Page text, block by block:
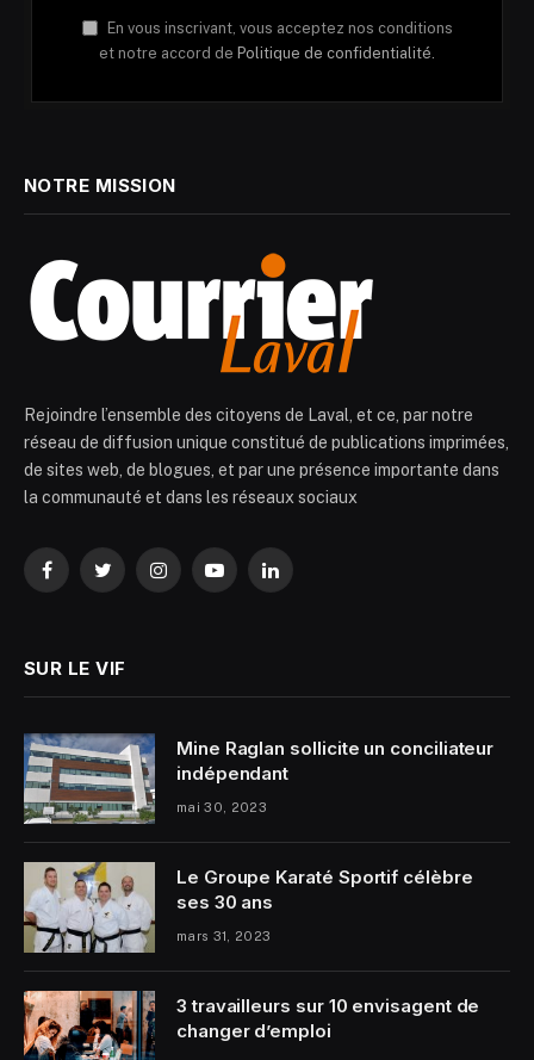
En vous inscrivant, vous acceptez nos conditions
et notre accord de Politique de confidentialité.
NOTRE MISSION
Rejoindre l’ensemble des citoyens de Laval, et ce, par notre
réseau de diffusion unique constitué de publications imprimées,
de sites web, de blogues, et par une présence importante dans
la communauté et dans les réseaux sociaux
FacebookTwitterInstagramYouTubeLinkedIn
SUR LE VIF
Mine Raglan sollicite un conciliateur
indépendant
mai 30, 2023
Le Groupe Karaté Sportif célèbre
ses 30 ans
mars 31, 2023
3 travailleurs sur 10 envisagent de
changer d’emploi